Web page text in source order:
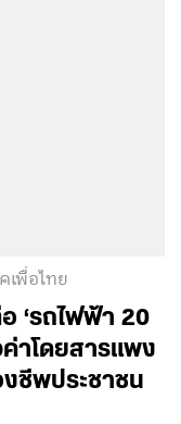
เพื่อไทย
‘รถไฟฟ้า 20
าโดยสารแพง
ชีพประชาชน